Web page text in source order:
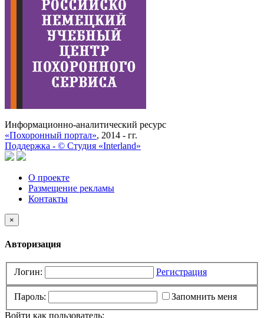
Информационно-аналитический ресурс
«Похоронный портал», 2014 - гг.
Поддержка - © Cтудия «Interland»
О проекте
Размещение рекламы
Контакты
×
Авторизация
Логин: Регистрация
Пароль:
Запомнить меня
Войти как пользователь: